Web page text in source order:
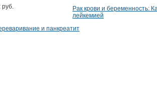
руб.
Рак крови и беременность:
лейкемией
и панкреатит